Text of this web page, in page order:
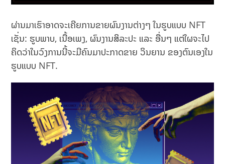
ຜ່ານມາເຮົາອາດຈະເຄີຍການຂາຍຜົນງານຕ່າງໆ ໃນຮູບແບບ NFT
ເຊັ່ນ: ຮູບພາບ, ເນື້ອເພງ, ຜົນງານສິລະປະ ແລະ ອື່ນໆ ແຕ່ໃຜຈະໄປ
ຄິດວ່າໃນວົງການນີ້ຈະມີຄົນມາປະກາດຂາຍ ວິນຍານ ຂອງຕົນເອງໃນ
ຮູບແບບ NFT.